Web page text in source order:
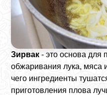
Зирвак - это основа для
обжаривания лука, мяса
чего ингредиенты
приготовления плова